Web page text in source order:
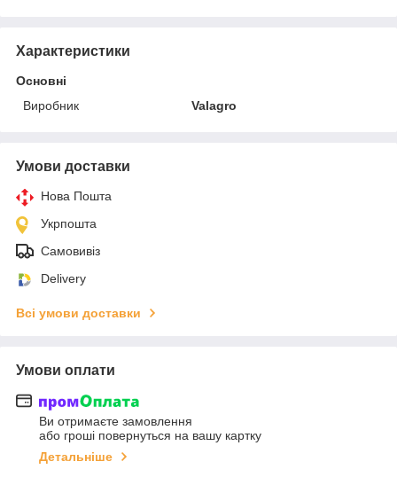
Характеристики
Основні
Виробник
Valagro
Умови доставки
Нова Пошта
Укрпошта
Самовивіз
Delivery
Всі умови доставки
Умови оплати
Ви отримаєте замовлення
або гроші повернуться на вашу картку
Детальніше